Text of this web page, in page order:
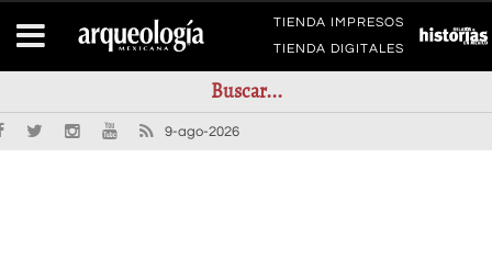
TIENDA IMPRESOS
TIENDA DIGITALES
9-ago-2026